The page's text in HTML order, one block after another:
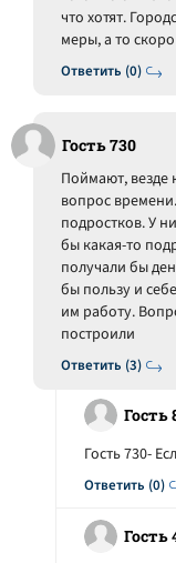
Ответить (0)
что хотят.
меры, а то
Гость 730
Ответить (3)
Поймают, везде
вопрос
подростков. У
бы какая-то
получали бы
бы пользу и
им работу.
построили
Гость
Ответить (0)
Гость 730-
Гость